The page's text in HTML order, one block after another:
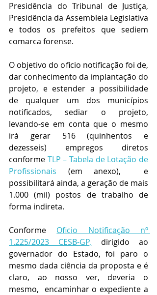
Presidência do Tribunal de Justiça,
Presidência da Assembleia Legislativa
e todos os prefeitos que sediem
comarca forense.
O objetivo do oficio notificação foi de,
dar conhecimento da implantação do
projeto, e estender a possibilidade
de qualquer um dos municípios
notificados, sediar o projeto,
levando-se em conta que o mesmo
irá gerar 516 (quinhentos e
dezesseis) empregos diretos
conforme TLP – Tabela de Lotação de
Profissionais (em anexo),  e
possibilitará ainda, a geração de mais
1.000 (mil) postos de trabalho de
forma indireta.
Conforme Oficio Notificação nº
1.225/2023 CESB-GP, dirigido ao
governador do Estado, foi paro o
mesmo dada ciência da proposta e é
claro, ao nosso ver, deveria o
mesmo,  encaminhar o expediente a